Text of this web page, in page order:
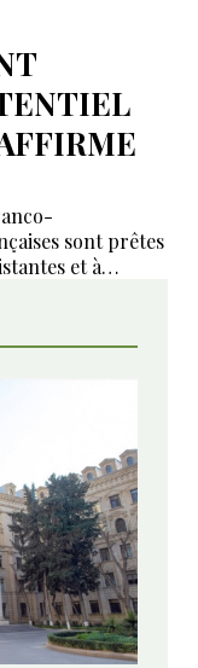
sont prêtes
et à